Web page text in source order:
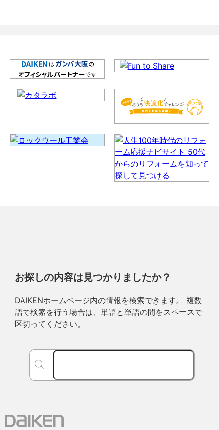
お探しの内容は見つかりましたか？
DAIKENホームページ内の情報を検索できます。 複数
語で検索を行う場合は、単語と単語の間をスペースで
区切ってください。